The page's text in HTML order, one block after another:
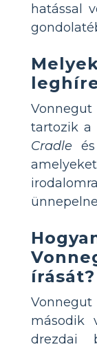
hatással
tartozik a
Cradle
írását?
második
drezdai